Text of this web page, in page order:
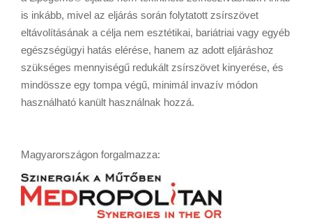
is inkább, mivel az eljárás során folytatott zsírszövet
eltávolításának a célja nem esztétikai, bariátriai vagy egyéb
egészségügyi hatás elérése, hanem az adott eljáráshoz
szükséges mennyiségű redukált zsírszövet kinyerése, és
mindössze egy tompa végű, minimál invazív módon
használható kanült használnak hozzá.
Magyarországon forgalmazza: